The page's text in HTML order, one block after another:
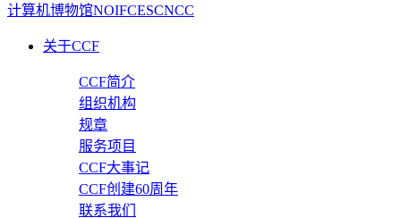
计算机博物馆NOIFCESCNCC
关于CCF
CCF简介
组织机构
规章
服务项目
CCF大事记
CCF创建60周年
联系我们